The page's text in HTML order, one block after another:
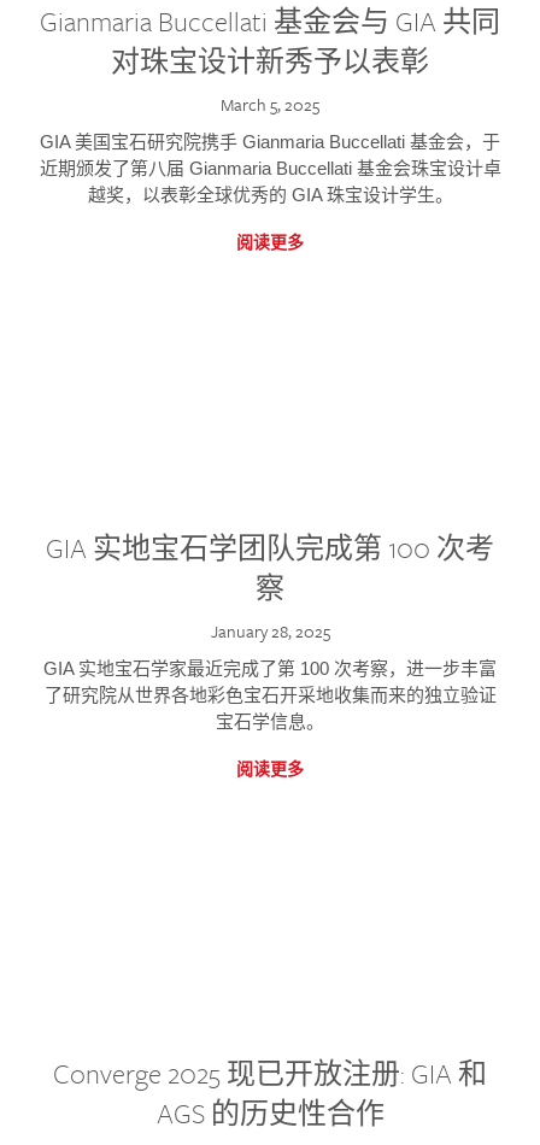
Gianmaria Buccellati 基金会与 GIA 共同
对珠宝设计新秀予以表彰
March 5, 2025
GIA 美国宝石研究院携手 Gianmaria Buccellati 基金会，于
近期颁发了第八届 Gianmaria Buccellati 基金会珠宝设计卓
越奖，以表彰全球优秀的 GIA 珠宝设计学生。
阅读更多
GIA 实地宝石学团队完成第 100 次考
察
January 28, 2025
GIA 实地宝石学家最近完成了第 100 次考察，进一步丰富
了研究院从世界各地彩色宝石开采地收集而来的独立验证
宝石学信息。
阅读更多
Converge 2025 现已开放注册: GIA 和
AGS 的历史性合作